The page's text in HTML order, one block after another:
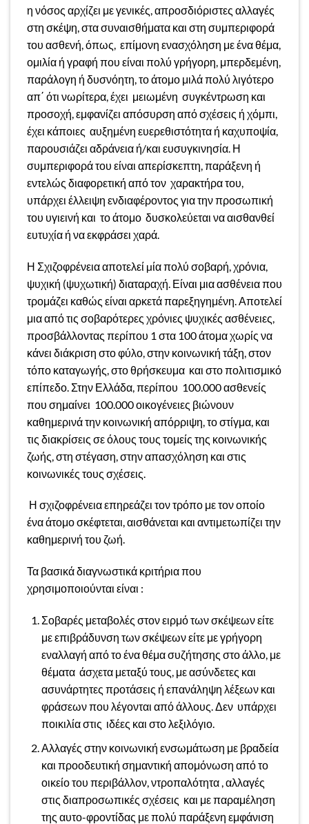
η νόσος αρχίζει με γενικές, απροσδιόριστες αλλαγές
στη σκέψη, στα συναισθήματα και στη συμπεριφορά
του ασθενή, όπως, επίμονη ενασχόληση με ένα θέμα,
ομιλία ή γραφή που είναι πολύ γρήγορη, μπερδεμένη,
παράλογη ή δυσνόητη, το άτομο μιλά πολύ λιγότερο
απ΄ ότι νωρίτερα, έχει μειωμένη συγκέντρωση και
προσοχή, εμφανίζει απόσυρση από σχέσεις ή χόμπι,
έχει κάποιες αυξημένη ευερεθιστότητα ή καχυποψία,
παρουσιάζει αδράνεια ή/και ευσυγκινησία. Η
συμπεριφορά του είναι απερίσκεπτη, παράξενη ή
εντελώς διαφορετική από τον χαρακτήρα του,
υπάρχει έλλειψη ενδιαφέροντος για την προσωπική
του υγιεινή και το άτομο δυσκολεύεται να αισθανθεί
ευτυχία ή να εκφράσει χαρά.
Η Σχιζοφρένεια αποτελεί µία πολύ σοβαρή, χρόνια,
ψυχική (ψυχωτική) διαταραχή. Είναι μια ασθένεια που
τρομάζει καθώς είναι αρκετά παρεξηγημένη. Αποτελεί
μια από τις σοβαρότερες χρόνιες ψυχικές ασθένειες,
προσβάλλοντας περίπου 1 στα 100 άτομα χωρίς να
κάνει διάκριση στο φύλο, στην κοινωνική τάξη, στον
τόπο καταγωγής, στο θρήσκευμα και στο πολιτισμικό
επίπεδο. Στην Ελλάδα, περίπου 100.000 ασθενείς
που σημαίνει 100.000 οικογένειες βιώνουν
καθημερινά την κοινωνική απόρριψη, το στίγμα, και
τις διακρίσεις σε όλους τους τομείς της κοινωνικής
ζωής, στη στέγαση, στην απασχόληση και στις
κοινωνικές τους σχέσεις.
Η σχιζοφρένεια επηρεάζει τον τρόπο με τον οποίο
ένα άτομο σκέφτεται, αισθάνεται και αντιμετωπίζει την
καθημερινή του ζωή.
Τα βασικά διαγνωστικά κριτήρια που
χρησιμοποιούνται είναι :
Σοβαρές μεταβολές στον ειρμό των σκέψεων είτε
με επιβράδυνση των σκέψεων είτε με γρήγορη
εναλλαγή από το ένα θέμα συζήτησης στο άλλο, με
θέματα άσχετα μεταξύ τους, με ασύνδετες και
ασυνάρτητες προτάσεις ή επανάληψη λέξεων και
φράσεων που λέγονται από άλλους. Δεν υπάρχει
ποικιλία στις ιδέες και στο λεξιλόγιο.
Αλλαγές στην κοινωνική ενσωμάτωση με βραδεία
και προοδευτική σημαντική απομόνωση από το
οικείο του περιβάλλον, ντροπαλότητα , αλλαγές
στις διαπροσωπικές σχέσεις και με παραμέληση
της αυτο-φροντίδας με πολύ παράξενη εμφάνιση